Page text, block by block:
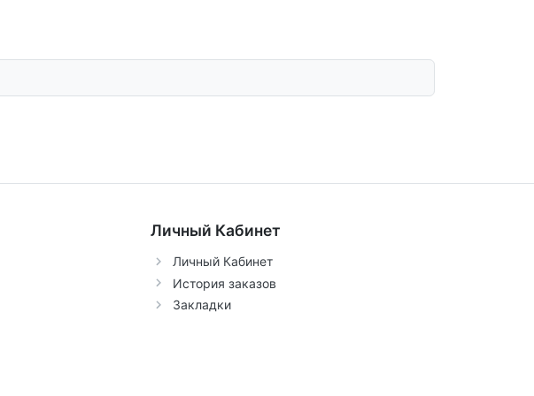
Личный Кабинет
Личный Кабинет
История заказов
Закладки